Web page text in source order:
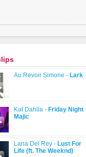
Au Revoir Simone - Lark
Kat Dahlia - Friday Night
Majic
Lana Del Rey - Lust For
Life (ft. The Weeknd)